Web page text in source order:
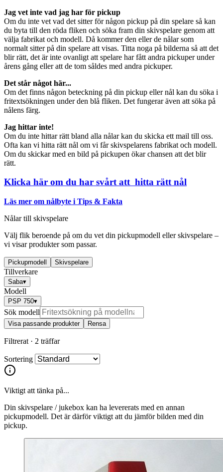
Jag vet inte vad jag har för pickup
Om du inte vet vad det sitter för någon pickup på din spelare så kan
du byta till den röda fliken och söka fram din skivspelare genom att
välja fabrikat och modell. Då kommer den eller de nålar som
normalt sitter på din spelare att visas. Titta noga på bilderna så att det
blir rätt, det är inte ovanligt att spelare har fått andra pickuper under
årens gång eller att de tom såldes med andra pickuper.
Det står något här...
Om det finns någon beteckning på din pickup eller nål kan du söka i
fritextsökningen under den blå fliken. Det fungerar även att söka på
nålens färg.
Jag hittar inte!
Om du inte hittar rätt bland alla nålar kan du skicka ett mail till oss.
Ofta kan vi hitta rätt nål om vi får skivspelarens fabrikat och modell.
Om du skickar med en bild på pickupen ökar chansen att det blir
rätt.
Klicka här om du har svårt att hitta rätt nål
Läs mer om nålbyte i Tips & Fakta
Nålar till skivspelare
Välj flik beroende på om du vet din pickupmodell eller skivspelare –
vi visar produkter som passar.
Pickupmodell Skivspelare
Tillverkare
Saba▾
Modell
PSP 750▾
Sök modell
Visa passande produkter Rensa
Filtrerat · 2 träffar
Sortering
Viktigt att tänka på...
Din skivspelare / jukebox kan ha levererats med en annan
pickupmodell. Det är därför viktigt att du jämför bilden med din
pickup.